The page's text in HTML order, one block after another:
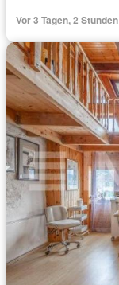
Vor 3 Tagen, 2 Stunden